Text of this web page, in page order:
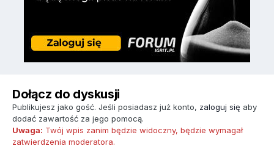
Dołącz do dyskusji
Publikujesz jako gość. Jeśli posiadasz już konto, zaloguj się aby
dodać zawartość za jego pomocą.
Uwaga: Twój wpis zanim będzie widoczny, będzie wymagał
zatwierdzenia moderatora.